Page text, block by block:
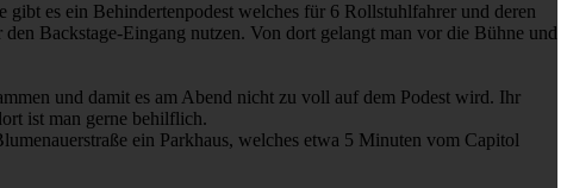
es ein Behindertenpodest welches für 6 Rollstuhlfahrer und deren
Backstage-Eingang nutzen. Von dort gelangt man vor die Bühne und
und damit es am Abend nicht zu voll auf dem Podest wird. Ihr
ist man gerne behilflich.
ein Parkhaus, welches etwa 5 Minuten vom Capitol